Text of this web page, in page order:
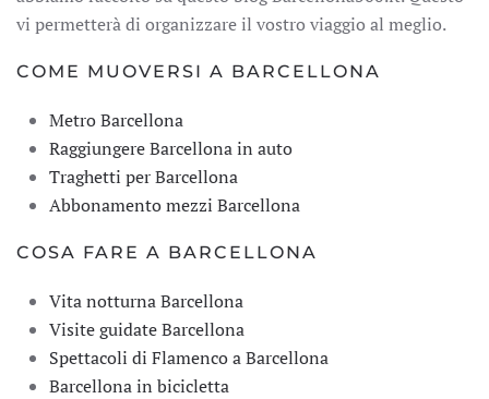
vi permetterà di organizzare il vostro viaggio al meglio.
COME MUOVERSI A BARCELLONA
Metro Barcellona
Raggiungere Barcellona in auto
Traghetti per Barcellona
Abbonamento mezzi Barcellona
COSA FARE A BARCELLONA
Vita notturna Barcellona
Visite guidate Barcellona
Spettacoli di Flamenco a Barcellona
Barcellona in bicicletta